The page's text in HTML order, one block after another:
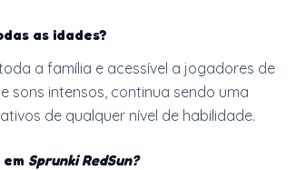
as idades?
a família e acessível a jogadores de
sons intensos, continua sendo uma
de qualquer nível de habilidade.
Sprunki RedSun?